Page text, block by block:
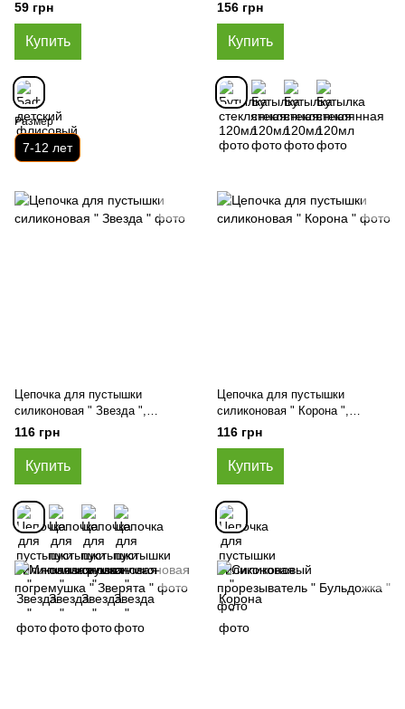
59 грн
Купить
Размер
7-12 лет
156 грн
Купить
Цепочка для пустышки
силиконовая " Звезда ",
Мятный
116 грн
Купить
Цепочка для пустышки
силиконовая " Корона ",
Салатовый
116 грн
Купить